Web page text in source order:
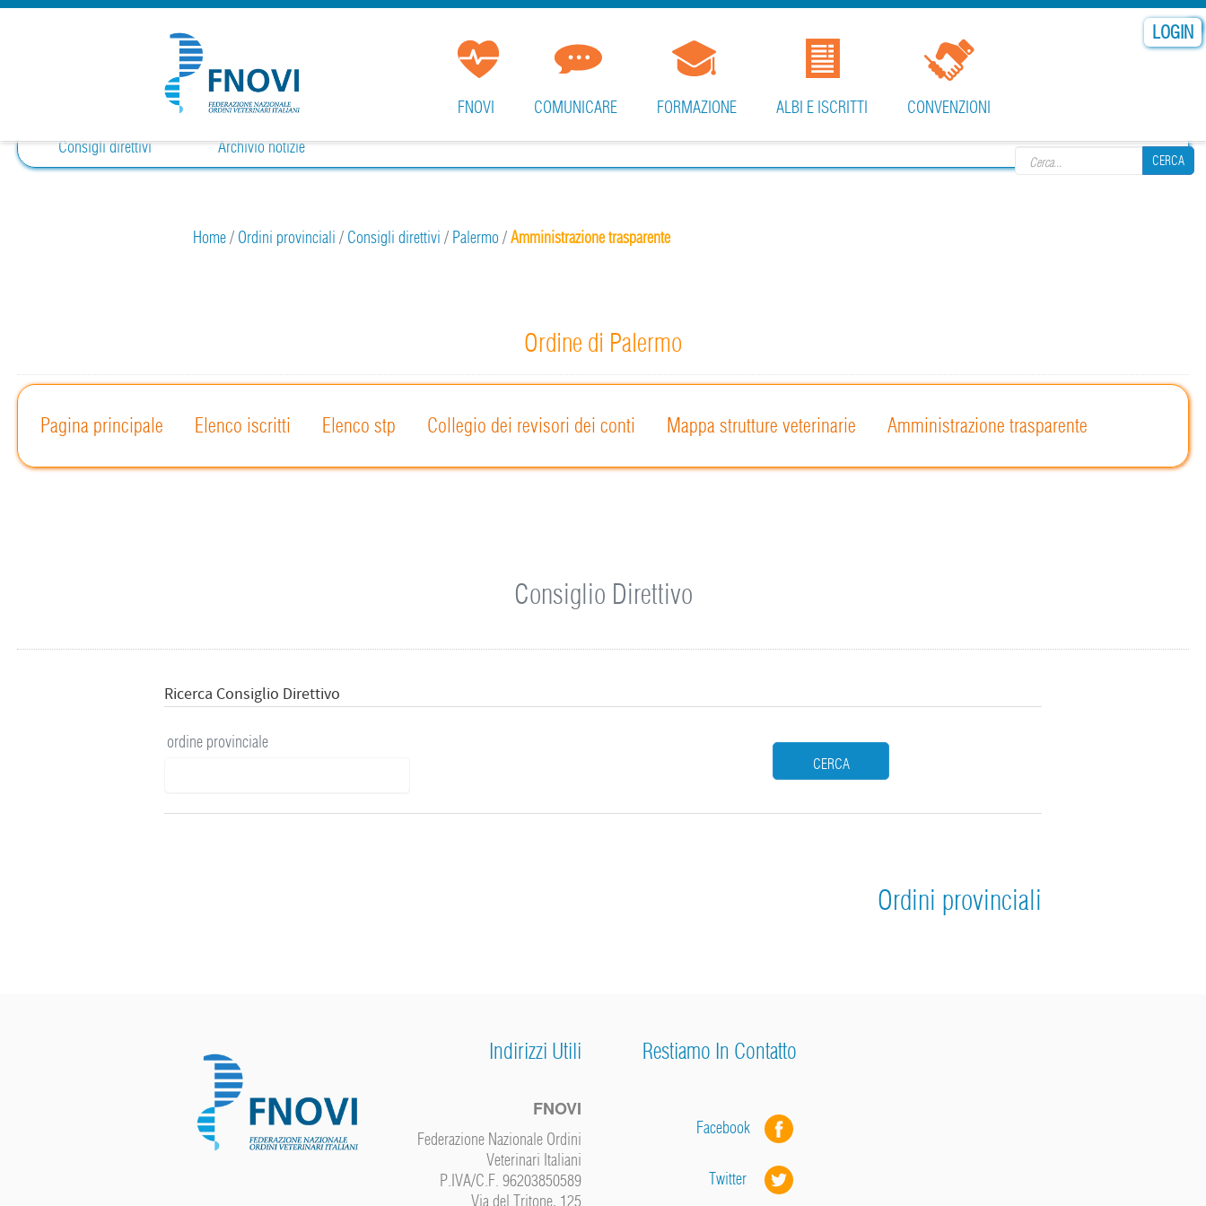
LOGIN
CERCA
FNOVI COMUNICARE FORMAZIONE ALBI E ISCRITTI
CONVENZIONI
Consigli direttivi
Archivio notizie
Home/ Ordini provinciali / Consigli direttivi / Palermo/Amministrazione trasparente
Ordine di Palermo
Pagina principale Elenco iscritti Elenco stp Collegio dei revisori dei conti Mappa strutture veterinarie Amministrazione trasparente
Consiglio Direttivo
Ricerca Consiglio Direttivo
ordine provinciale
CERCA
Ordini provinciali
Indirizzi Utili
FNOVI
Federazione Nazionale Ordini
Veterinari Italiani
P.IVA/C.F. 96203850589
Via del Tritone, 125
Restiamo In Contatto
Facebook
Twitter